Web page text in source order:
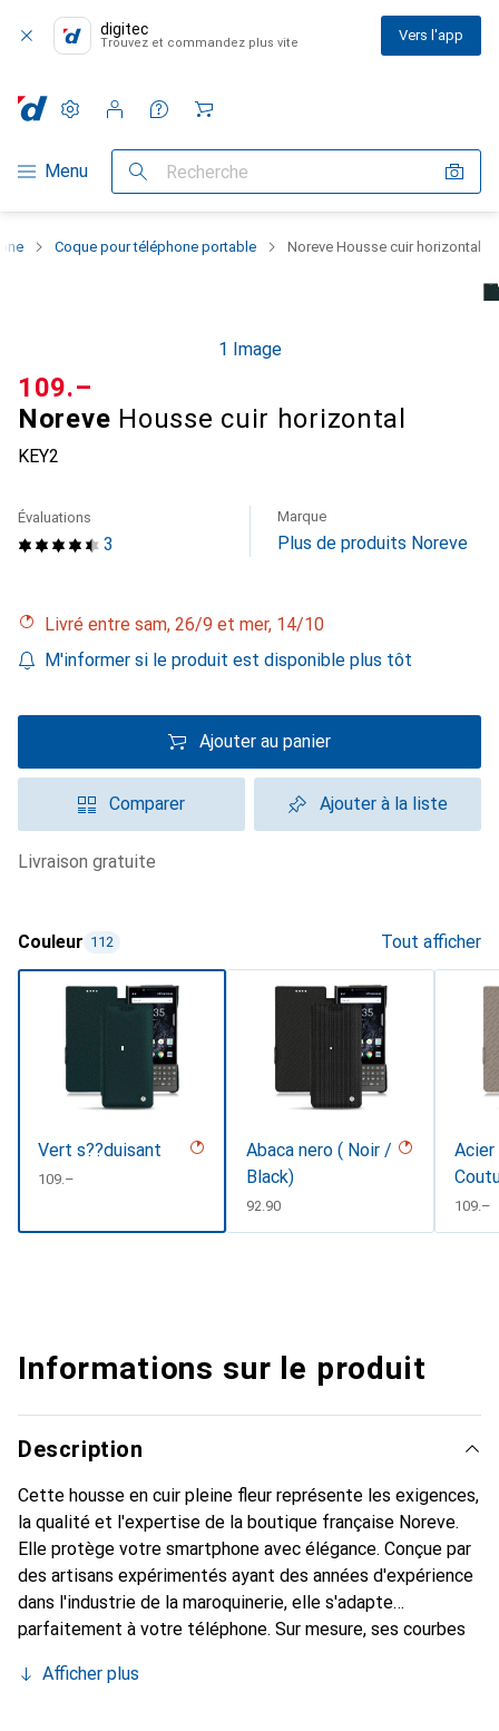
digitec
Trouvez et commandez plus vite Vers l'app
Navigation par catégorie
Menu Recherche
Paramètres
Compte client
Listes de comparaison
Listes d'envies
Panier
Coque pour téléphone portable Noreve Housse cuir horizontal
1 Image
Noreve Housse cuir horizontal
KEY2
CHF
109.–
3
Évaluations Marque
Plus de produits Noreve
Livré entre sam, 26/9 et mer, 14/10
M'informer si le produit est disponible plus tôt
Ajouter au panier
Comparer Ajouter à la liste
livraison gratuite
Couleur 112 Tout afficher
Vert s??duisant
CHF
109.–
Abaca nero ( Noir /
Black)
CHF
92.90 CHF
109.–
Informations sur le produit
Description
Cette housse en cuir pleine fleur représente les exigences,
la qualité et l'expertise de la boutique française Noreve.
Elle protège votre smartphone avec élégance. Conçue par
des artisans expérimentés ayant des années d'expérience
dans l'industrie de la maroquinerie, elle s'adapte
parfaitement à votre téléphone. Sur mesure, ses courbes
peau. Elle devient l'accessoire chic et indispensable pour
Afficher plus